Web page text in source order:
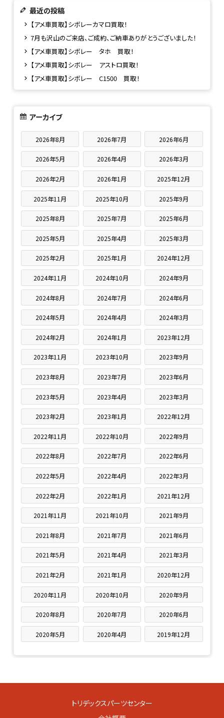
最近の投稿
【アメ車買取】シボレーカマロ買取！
7月も沢山のご来店、ご成約、ご納車ありがとうございました！
【アメ車買取】シボレー タホ 買取！
【アメ車買取】シボレー アストロ買取！
【アメ車買取】シボレー C1500 買取！
アーカイブ
2026年8月 2026年7月 2026年6月
2026年5月 2026年4月 2026年3月
2026年2月 2026年1月 2025年12月
2025年11月 2025年10月 2025年9月
2025年8月 2025年7月 2025年6月
2025年5月 2025年4月 2025年3月
2025年2月 2025年1月 2024年12月
2024年11月 2024年10月 2024年9月
2024年8月 2024年7月 2024年6月
2024年5月 2024年4月 2024年3月
2024年2月 2024年1月 2023年12月
2023年11月 2023年10月 2023年9月
2023年8月 2023年7月 2023年6月
2023年5月 2023年4月 2023年3月
2023年2月 2023年1月 2022年12月
2022年11月 2022年10月 2022年9月
2022年8月 2022年7月 2022年6月
2022年5月 2022年4月 2022年3月
2022年2月 2022年1月 2021年12月
2021年11月 2021年10月 2021年9月
2021年8月 2021年7月 2021年6月
2021年5月 2021年4月 2021年3月
2021年2月 2021年1月 2020年12月
2020年11月 2020年10月 2020年9月
2020年8月 2020年7月 2020年6月
2020年5月 2020年4月 2019年12月
トリデックスパーツセンター